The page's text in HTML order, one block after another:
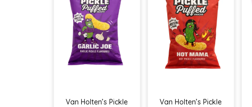
Van Holten’s Pickle
Van Holten’s Pickle